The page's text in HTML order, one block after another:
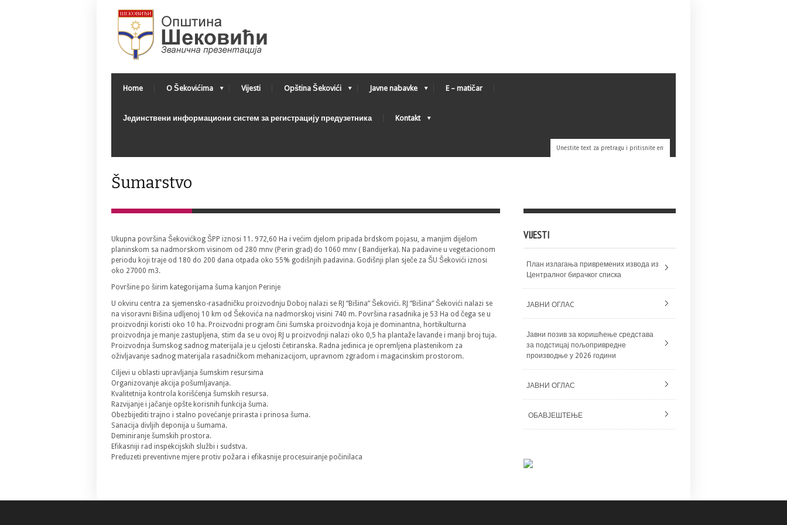
Home O Šekovićima Vijesti Opština Šekovići Javne nabavke E – matičar
Јединствени информациони систем за регистрацију предузетника Kontakt
Šumarstvo
Ukupna površina Šekovićkog ŠPP iznosi 11. 972,60 Ha i većim djelom pripada brdskom pojasu, a manjim dijelom
planinskom sa nadmorskom visinom od 280 mnv (Perin grad) do 1060 mnv ( Bandijerka). Na padavine u vegetacionom
periodu koji traje od 180 do 200 dana otpada oko 55% godišnjih padavina. Godišnji plan sječe za ŠU Šekovići iznosi
oko 27000 m3.
Površine po širim kategorijama šuma kanjon Perinje
U okviru centra za sjemensko-rasadničku proizvodnju Doboj nalazi se RJ “Bišina” Šekovići. RJ “Bišina” Šekovići nalazi se
na visoravni Bišina udljenoj 10 km od Šekovića na nadmorskoj visini 740 m. Površina rasadnika je 53 Ha od čega se u
proizvodnji koristi oko 10 ha. Proizvodni program čini šumska proizvodnja koja je dominantna, hortikulturna
proizvodnja je manje zastupljena, stim da se u ovoj RJ u proizvodnji nalazi oko 0,5 ha plantaže lavande i manji broj tuja.
Proizvodnja šumskog sadnog materijala je u cjelosti četiranska. Radna jedinica je opremljena plastenikom za
oživljavanje sadnog materijala rasadničkom mehanizacijom, upravnom zgradom i magacinskim prostorom.
Ciljevi u oblasti upravljanja šumskim resursima
Organizovanje akcija pošumljavanja.
Kvalitetnija kontrola korišćenja šumskih resursa.
Razvijanje i jačanje opšte korisnih funkcija šuma.
Obezbijediti trajno i stalno povećanje prirasta i prinosa šuma.
Sanacija divljih deponija u šumama.
Deminiranje šumskih prostora.
Efikasniji rad inspekcijskih službi i sudstva.
Preduzeti preventivne mjere protiv požara i efikasnije procesuiranje počinilaca
VIJESTI
План излагања привремених извода из
Централног бирачког списка
ЈАВНИ ОГЛАC
Јавни позив за коришћење средстава
за подстицај пољопривредне
производње у 2026 години
ЈАВНИ ОГЛАС
ОБАВЈЕШТЕЊЕ